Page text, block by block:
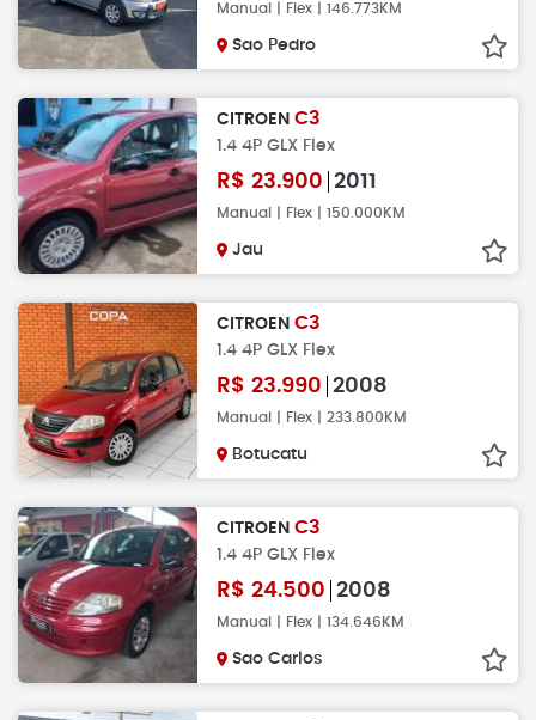
Manual | Flex | 146.773KM
Sao Pedro
CITROEN C3
1.4 4P GLX Flex
R$ 23.900 2011
Manual | Flex | 150.000KM
Jau
CITROEN C3
1.4 4P GLX Flex
R$ 23.990 2008
Manual | Flex | 233.800KM
Botucatu
CITROEN C3
1.4 4P GLX Flex
R$ 24.500 2008
Manual | Flex | 134.646KM
Sao Carlos